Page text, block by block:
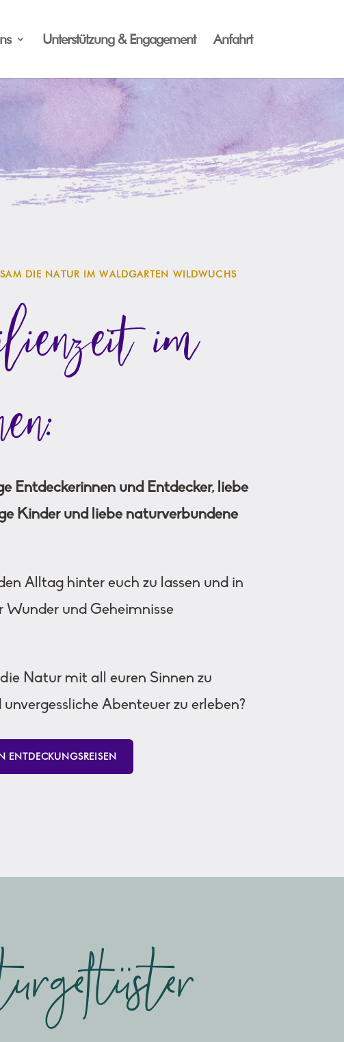
Unterstützung & Engagement Anfahrt
DIE NATUR IM WALDGARTEN WILDWUCHS
im
Entdeckerinnen und Entdecker, liebe
Kinder und liebe naturverbundene
Alltag hinter euch zu lassen und in
Wunder und Geheimnisse
Natur mit all euren Sinnen zu
Abenteuer zu erleben?
ENTDECKUNGSREISEN